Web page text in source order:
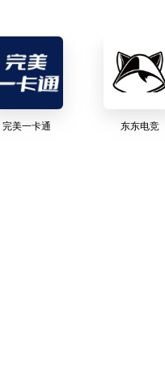
完美一卡通 东东电竞